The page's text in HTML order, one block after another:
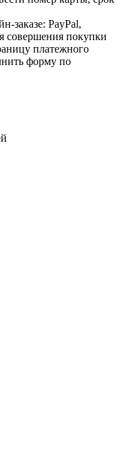
заказе: PayPal,
совершения покупки
платежного
форму по